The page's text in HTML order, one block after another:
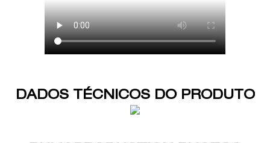
DADOS TÉCNICOS DO PRODUTO